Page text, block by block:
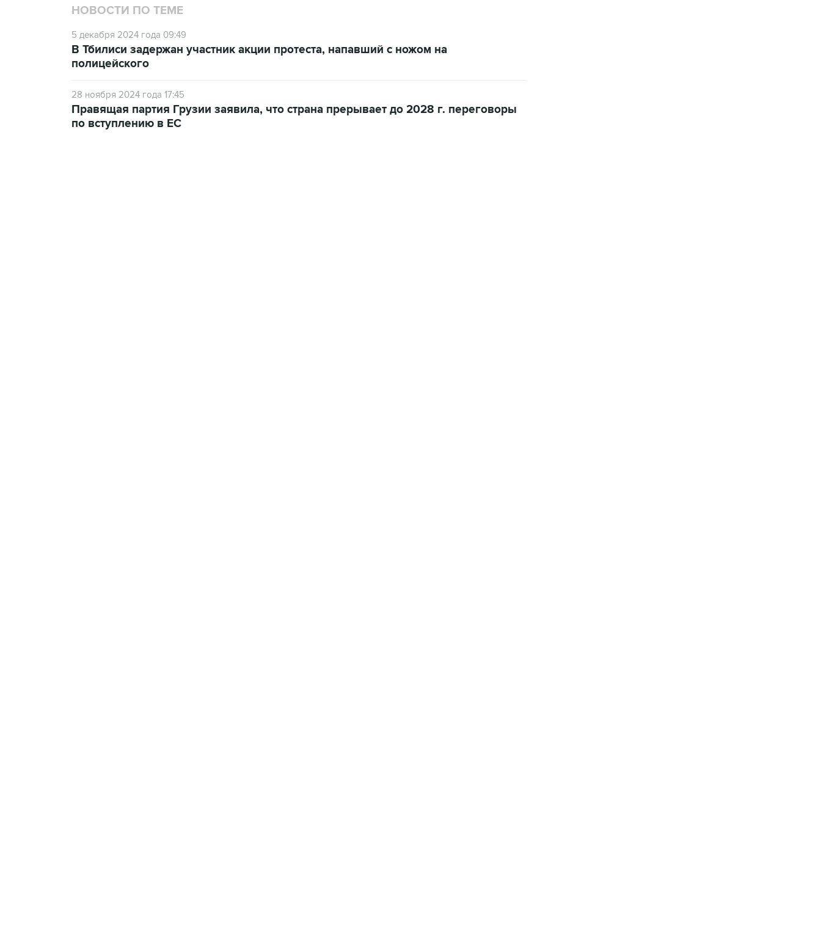
НОВОСТИ ПО ТЕМЕ
5 декабря 2024 года 09:49
В Тбилиси задержан участник акции протеста, напавший с ножом на
полицейского
28 ноября 2024 года 17:45
Правящая партия Грузии заявила, что страна прерывает до 2028 г. переговоры
по вступлению в ЕС